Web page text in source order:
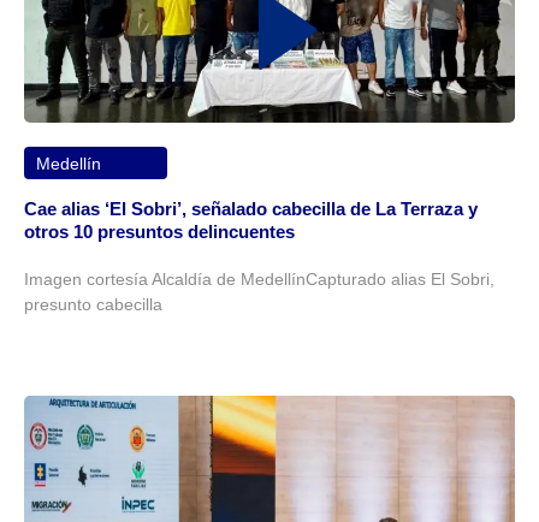
Medellín
Cae alias ‘El Sobri’, señalado cabecilla de La Terraza y
otros 10 presuntos delincuentes
Imagen cortesía Alcaldía de MedellínCapturado alias El Sobri,
presunto cabecilla